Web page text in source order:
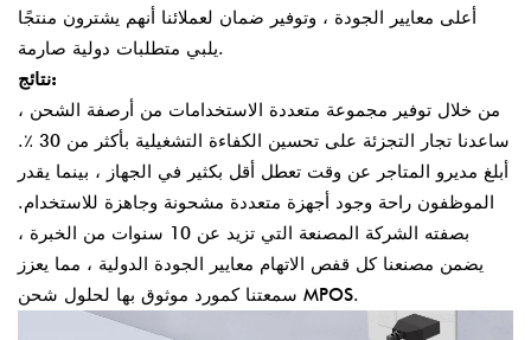
أعلى معايير الجودة ، وتوفير ضمان لعملائنا أنهم يشترون منتجًا
يلبي متطلبات دولية صارمة.
نتائج:
من خلال توفير مجموعة متعددة الاستخدامات من أرصفة الشحن ،
ساعدنا تجار التجزئة على تحسين الكفاءة التشغيلية بأكثر من 30 ٪.
أبلغ مديرو المتاجر عن وقت تعطل أقل بكثير في الجهاز ، بينما يقدر
الموظفون راحة وجود أجهزة متعددة مشحونة وجاهزة للاستخدام.
بصفته الشركة المصنعة التي تزيد عن 10 سنوات من الخبرة ،
يضمن مصنعنا كل قفص الاتهام معايير الجودة الدولية ، مما يعزز
سمعتنا كمورد موثوق بها لحلول شحن MPOS.